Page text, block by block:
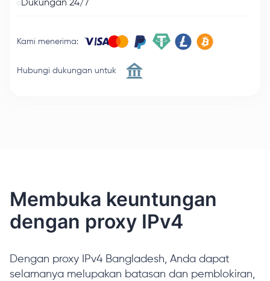
Dukungan 24/7
Kami menerima:
Hubungi dukungan untuk
Membuka keuntungan
dengan proxy IPv4
Dengan proxy IPv4 Bangladesh, Anda dapat
selamanya melupakan batasan dan pemblokiran,